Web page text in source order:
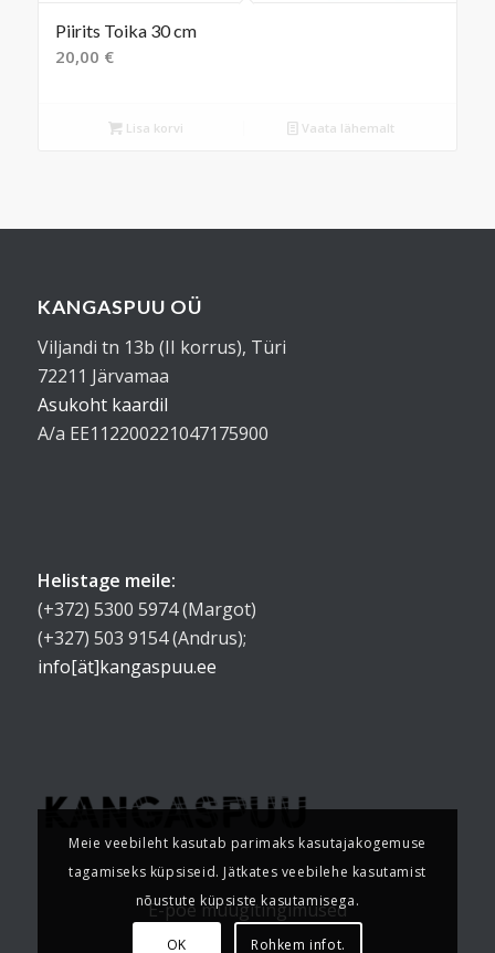
Piirits Toika 30 cm
20,00 €
Lisa korvi Vaata lähemalt
KANGASPUU OÜ
Viljandi tn 13b (II korrus), Türi
72211 Järvamaa
Asukoht kaardil
A/a EE112200221047175900
Helistage meile:
(+372) 5300 5974 (Margot)
(+327) 503 9154 (Andrus);
info[ät]kangaspuu.ee
E-poe müügitingimused
Meie veebileht kasutab parimaks kasutajakogemuse
tagamiseks küpsiseid. Jätkates veebilehe kasutamist
nõustute küpsiste kasutamisega.
OK Rohkem infot.